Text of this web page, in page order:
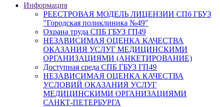
Информация
РЕЕСТРОВАЯ МОДЕЛЬ ЛИЦЕНЗИИ СПб ГБУЗ
"Городская поликлиника №49"
Охрана труда СПБ ГБУЗ ГП49
НЕЗАВИСИМАЯ ОЦЕНКА КАЧЕСТВА
ОКАЗАНИЯ УСЛУГ МЕДИЦИНСКИМИ
ОРГАНИЗАЦИЯМИ (АНКЕТИРОВАНИЕ)
Доступная среда СПБ ГБУЗ ГП49
НЕЗАВИСИМАЯ ОЦЕНКА КАЧЕСТВА
УСЛОВИЙ ОКАЗАНИЯ УСЛУГ
МЕДИЦИНСКИМИ ОРГАНИЗАЦИЯМИ
САНКТ-ПЕТЕРБУРГА